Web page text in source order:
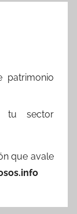
patrimonio
tu sector
que avale